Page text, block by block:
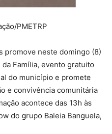
PMETRP
promove neste domingo (8)
Família, evento gratuito
do município e promete
e convivência comunitária
acontece das 13h às
do grupo Baleia Banguela,